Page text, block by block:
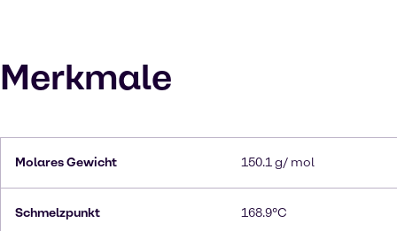
Merkmale
Molares Gewicht 150.1 g/ mol
Schmelzpunkt 168.9°C